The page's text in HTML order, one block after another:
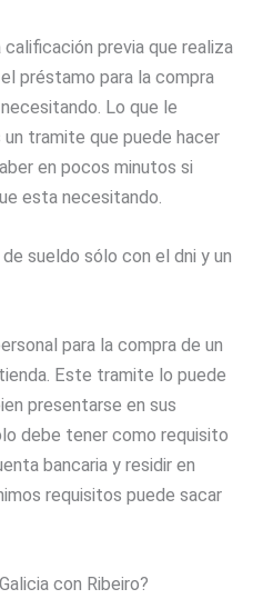
previa que realiza
préstamo para la compra
Lo que le
tramite que puede hacer
en pocos minutos si
esta necesitando.
sueldo sólo con el dni y un
para la compra de un
Este tramite lo puede
presentarse en sus
debe tener como requisito
bancaria y residir en
requisitos puede sacar
con Ribeiro?